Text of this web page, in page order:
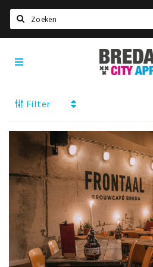
Home
Deals
Nieuws, interviews & blogs
Eten
Drinken
Slapen
Recreatief
Winkels
Breda
City
App
Filter